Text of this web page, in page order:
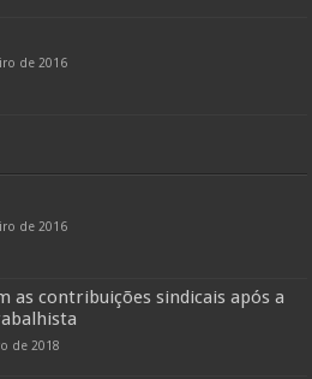
de 2016
de 2016
as contribuições sindicais após a
de 2018